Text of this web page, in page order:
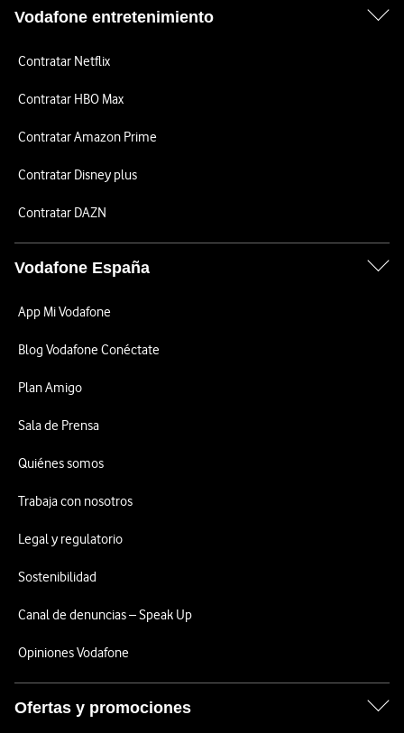
Vodafone entretenimiento
Contratar Netflix
Contratar HBO Max
Contratar Amazon Prime
Contratar Disney plus
Contratar DAZN
Vodafone España
App Mi Vodafone
Blog Vodafone Conéctate
Plan Amigo
Sala de Prensa
Quiénes somos
Trabaja con nosotros
Legal y regulatorio
Sostenibilidad
Canal de denuncias – Speak Up
Opiniones Vodafone
Ofertas y promociones